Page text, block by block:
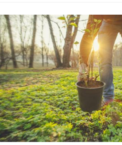
Untermenü
Untermenü